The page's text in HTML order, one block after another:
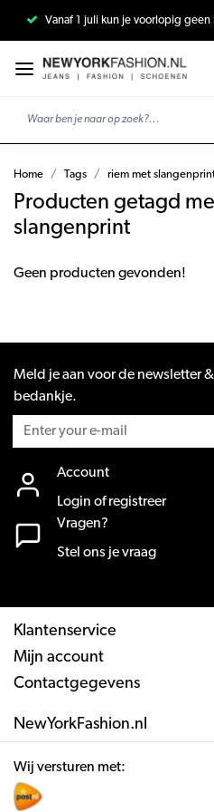
Vanaf 1 juli kun je voorlopig
Home Tags riem met
Producten getagd
slangenprint
Geen producten gevonden!
Meld je aan voor de newsletter
bedankje.
Account
Login of registreer
Vragen?
Stel ons je vraag
Klantenservice
Mijn account
Contactgegevens
NewYorkFashion.nl
Wij versturen met: